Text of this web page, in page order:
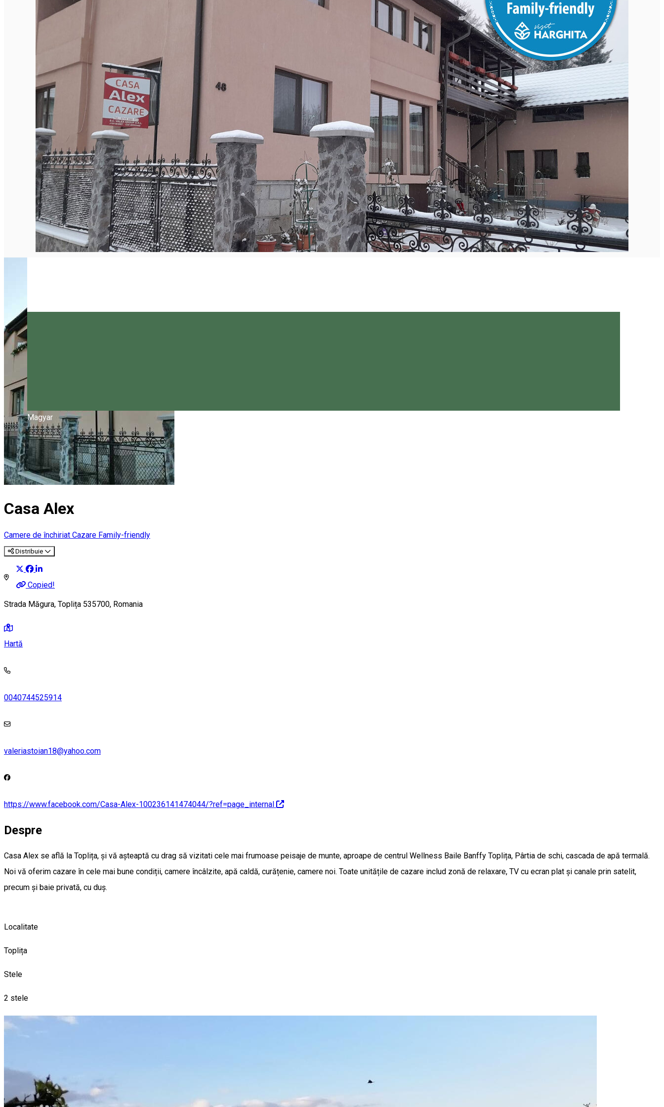
English
Magyar
Închirieri de biciclete
Casa Alex
Camere de închiriat Cazare Family-friendly
Distribuie
Copied!
Strada Măgura, Toplița 535700, Romania
Hartă
0040744525914
valeriastoian18@yahoo.com
https://www.facebook.com/Casa-Alex-100236141474044/?ref=page_internal
Despre
Casa Alex se află la Toplița, și vă așteaptă cu drag să vizitati cele mai frumoase peisaje de munte, aproape de centrul Wellness Baile Banffy Toplița, Pârtia de schi, cascada de apă termală.
Noi vă oferim cazare în cele mai bune condiții, camere încâlzite, apă caldă, curățenie, camere noi. Toate unitățile de cazare includ zonă de relaxare, TV cu ecran plat și canale prin satelit,
precum și baie privată, cu duș.
Localitate
Toplița
Stele
2 stele